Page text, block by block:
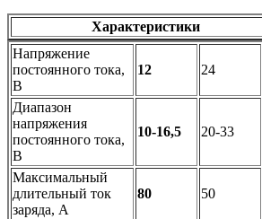
Характеристики
Напряжение
постоянного тока,
В
12 24
Диапазон
напряжения
постоянного тока,
В
10-16,5 20-33
Максимальный
длительный ток
заряда, А
80 50